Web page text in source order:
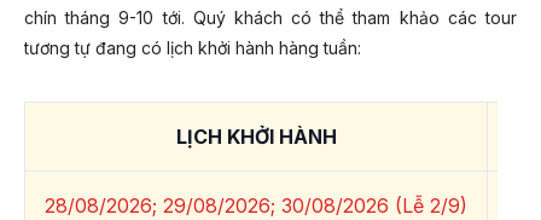
chín tháng 9-10 tới. Quý khách có thể tham khảo các tour
tương tự đang có lịch khởi hành hàng tuần:
LỊCH KHỞI HÀNH
28/08/2026; 29/08/2026; 30/08/2026 (Lễ 2/9)